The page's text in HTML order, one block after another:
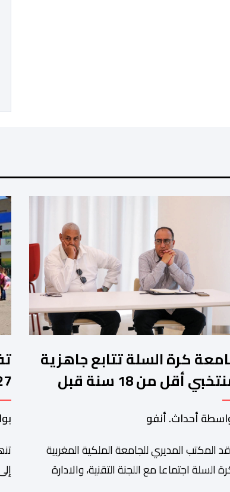
عملية إحصاء السربات المشاركة في
كرة السلة تتابع جاهزية
منتخبي أقل من 18 سنة قبل
إفريقيا
أحداث. أنفو
المكتب المديري للجامعة الملكية المغربية
السلة اجتماعا مع اللجنة التقنية، والادارة